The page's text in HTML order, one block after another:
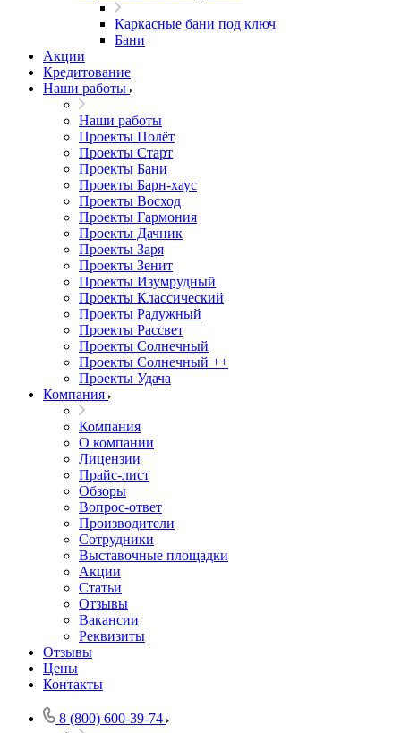
Каркасные бани под ключ
Бани
Акции
Кредитование
Наши работы
Наши работы
Проекты Полёт
Проекты Старт
Проекты Бани
Проекты Барн-хаус
Проекты Восход
Проекты Гармония
Проекты Дачник
Проекты Заря
Проекты Зенит
Проекты Изумрудный
Проекты Классический
Проекты Радужный
Проекты Рассвет
Проекты Солнечный
Проекты Солнечный ++
Проекты Удача
Компания
Компания
О компании
Лицензии
Прайс-лист
Обзоры
Вопрос-ответ
Производители
Сотрудники
Выставочные площадки
Акции
Статьи
Отзывы
Вакансии
Реквизиты
Отзывы
Цены
Контакты
8 (800) 600-39-74